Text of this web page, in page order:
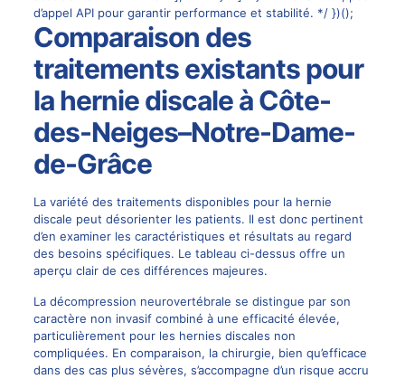
d’appel API pour garantir performance et stabilité. */ })();
Comparaison des
traitements existants pour
la hernie discale à Côte-
des-Neiges–Notre-Dame-
de-Grâce
La variété des traitements disponibles pour la hernie
discale peut désorienter les patients. Il est donc pertinent
d’en examiner les caractéristiques et résultats au regard
des besoins spécifiques. Le tableau ci-dessus offre un
aperçu clair de ces différences majeures.
La décompression neurovertébrale se distingue par son
caractère non invasif combiné à une efficacité élevée,
particulièrement pour les hernies discales non
compliquées. En comparaison, la chirurgie, bien qu’efficace
dans des cas plus sévères, s’accompagne d’un risque accru